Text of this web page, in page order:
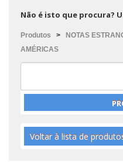
Não é isto que procura?
Produtos > NOTAS
AMÉRICAS
Voltar à lista de